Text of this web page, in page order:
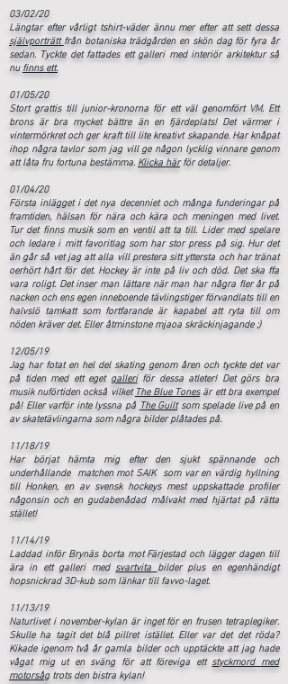
03/02/20
Längtar efter vårligt tshirt-väder ännu mer efter att sett dessa
självporträttfrån botaniska trädgården en skön dag för fyra år
sedan. Tyckte det fattades ett galleri med interiör arkitektur så
nufinns ett.
01/05/20
Stort grattis till junior-kronorna för ett väl genomfört VM. Ett
brons är bra mycket bättre än en fjärdeplats! Det värmer i
vintermörkret och ger kraft till lite kreativt skapande. Har knåpat
ihop några tavlor som jag vill ge någon lycklig vinnare genom
att låta fru fortuna bestämma. Klicka härför detaljer.
01/04/20
Första inlägget i det nya decenniet och många funderingar på
framtiden, hälsan för nära och kära och meningen med livet.
Tur det finns musik som en ventil att ta till. Lider med spelare
och ledare i mitt favoritlag som har stor press på sig. Hur det
än går så vet jag att alla vill prestera sitt yttersta och har tränat
oerhört hårt för det. Hockey är inte på liv och död. Det ska ffa
vara roligt. Det inser man lättare när man har några fler år på
nacken och ens egen inneboende tävlingstiger förvandlats till en
halvslö tamkatt som fortfarande är kapabel att ryta till om
nöden kräver det. Eller åtminstone mjaoa skräckinjagande ;)
12/05/19
Jag har fotat en hel del skating genom åren och tyckte det var
på tiden med ett eget galleriför dessa atleter! Det görs bra
musik nuförtiden också vilketThe Blue Tonesär ett bra exempel
på! Eller varför inte lyssna på The Guiltsom spelade live på en
av skatetävlingarna som några bilder plåtades på.
11/18/19
Har börjat hämta mig efter den sjukt spännande och
underhållande matchen mot SAIK som var en värdig hyllning
till Honken, en av svensk hockeys mest uppskattade profiler
någonsin och en gudabenådad målvakt med hjärtat på rätta
stället!
11/14/19
Laddad inför Brynäs borta mot Färjestad och lägger dagen till
ära in ett galleri med svartvita bilder plus en egenhändigt
hopsnickrad 3D-kub som länkar till favvo-laget.
11/13/19
Naturlivet i november-kylan är inget för en frusen tetraplegiker.
Skulle ha tagit det blå pillret istället. Eller var det det röda?
Kikade igenom två år gamla bilder och upptäckte att jag hade
vågat mig ut en sväng för att föreviga ett styckmord med
motorsågtrots den bistra kylan!